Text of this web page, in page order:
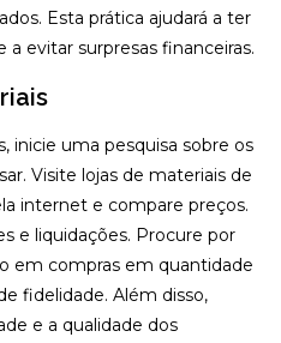
Esta prática ajudará a ter
evitar surpresas financeiras.
inicie uma pesquisa sobre os
Visite lojas de materiais de
internet e compare preços.
e liquidações. Procure por
em compras em quantidade
fidelidade. Além disso,
e a qualidade dos